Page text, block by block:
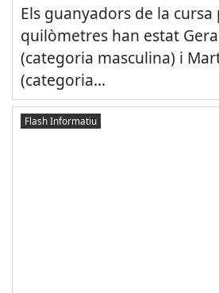
Els guanyadors de la
quilòmetres han estat
(categoria masculina) i
(categoria...
Flash Informatiu